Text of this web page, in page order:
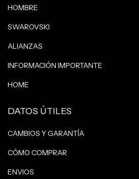
HOMBRE
SWAROVSKI
ALIANZAS
INFORMACIÓN IMPORTANTE
HOME
DATOS ÚTILES
CAMBIOS Y GARANTÍA
CÓMO COMPRAR
ENVIOS